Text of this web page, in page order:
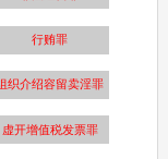
行贿罪
织介绍容留卖淫罪
虚开增值税发票罪